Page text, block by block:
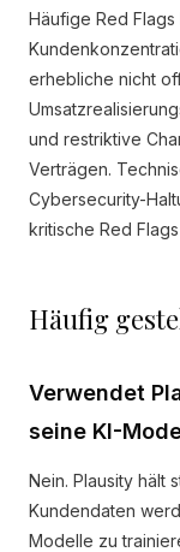
Häufige Red
erhebliche nicht
und restriktive
Verträgen.
Cybersecurity-
kritische Red
Häufig
Verwendet
seine KI-
Nein. Plausity hält
Kundendaten
Modelle zu